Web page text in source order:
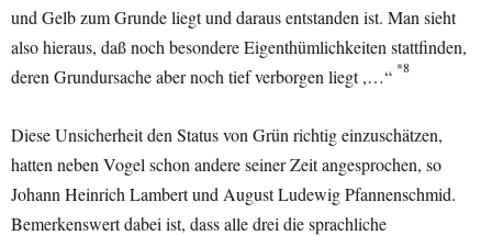
und Gelb zum Grunde liegt und daraus entstanden ist. Man sieht
also hieraus, daß noch besondere Eigenthümlichkeiten stattfinden,
deren Grundursache aber noch tief verborgen liegt ,…“ *8
Diese Unsicherheit den Status von Grün richtig einzuschätzen,
hatten neben Vogel schon andere seiner Zeit angesprochen, so
Johann Heinrich Lambert und August Ludewig Pfannenschmid.
Bemerkenswert dabei ist, dass alle drei die sprachliche